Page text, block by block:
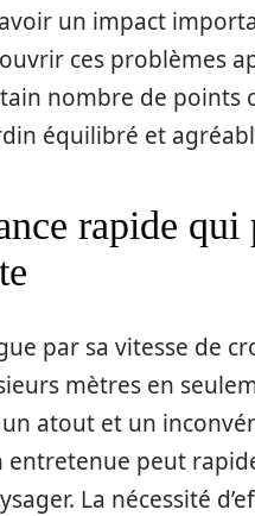
un impact
ces problèmes
nombre de points
équilibré et
rapide
par sa vitesse de
mètres en
atout et un
entretenue peut
La nécessité